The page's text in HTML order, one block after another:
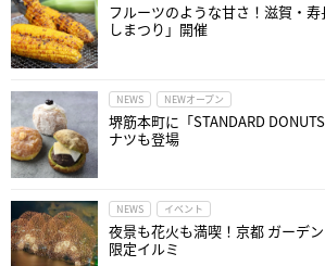
フルーツのような甘さ！滋賀・
しまつり」開催
NEWS NEWオープン
堺筋本町に「STANDARD
ナツも登場
NEWS イベント
夜景も花火も満喫！京都 ガーデ
限定イルミ